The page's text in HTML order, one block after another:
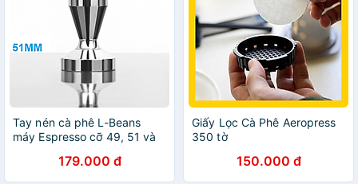
Tay nén cà phê L-Beans
máy Espresso cỡ 49, 51 và
179.000 đ
Giấy Lọc Cà Phê Aeropress
350 tờ
150.000 đ